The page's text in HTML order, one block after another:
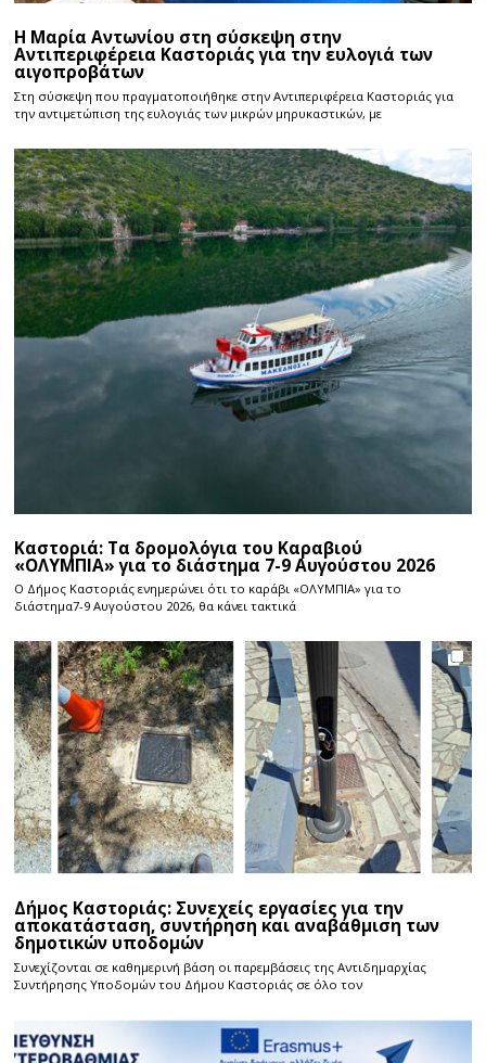
Η Μαρία Αντωνίου στη σύσκεψη στην
Αντιπεριφέρεια Καστοριάς για την ευλογιά των
αιγοπροβάτων
Στη σύσκεψη που πραγματοποιήθηκε στην Αντιπεριφέρεια Καστοριάς για
την αντιμετώπιση της ευλογιάς των μικρών μηρυκαστικών, με
Καστοριά: Τα δρομολόγια του Καραβιού
«ΟΛΥΜΠΙΑ» για το διάστημα 7-9 Αυγούστου 2026
Ο Δήμος Καστοριάς ενημερώνει ότι το καράβι «ΟΛΥΜΠΙΑ» για το
διάστημα7-9 Αυγούστου 2026, θα κάνει τακτικά
Δήμος Καστοριάς: Συνεχείς εργασίες για την
αποκατάσταση, συντήρηση και αναβάθμιση των
δημοτικών υποδομών
Συνεχίζονται σε καθημερινή βάση οι παρεμβάσεις της Αντιδημαρχίας
Συντήρησης Υποδομών του Δήμου Καστοριάς σε όλο τον